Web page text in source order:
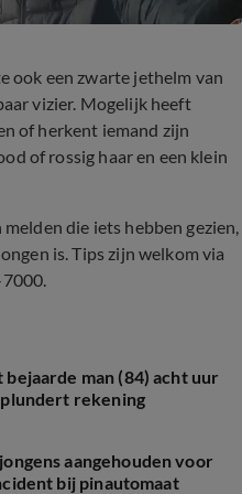
ook een zwarte jethelm van
vizier. Mogelijk heeft
of herkent iemand zijn
of rossig haar en een klein
die iets hebben gezien,
is. Tips zijn welkom via
man (84) acht uur
plundert rekening
aangehouden voor
bij pinautomaat